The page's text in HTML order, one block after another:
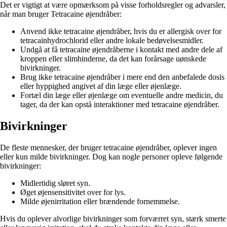
Det er vigtigt at være opmærksom på visse forholdsregler og advarsler,
når man bruger Tetracaine øjendråber:
Anvend ikke tetracaine øjendråber, hvis du er allergisk over for
tetracainhydrochlorid eller andre lokale bedøvelsesmidler.
Undgå at få tetracaine øjendråberne i kontakt med andre dele af
kroppen eller slimhinderne, da det kan forårsage uønskede
bivirkninger.
Brug ikke tetracaine øjendråber i mere end den anbefalede dosis
eller hyppighed angivet af din læge eller øjenlæge.
Fortæl din læge eller øjenlæge om eventuelle andre medicin, du
tager, da der kan opstå interaktioner med tetracaine øjendråber.
Bivirkninger
De fleste mennesker, der bruger tetracaine øjendråber, oplever ingen
eller kun milde bivirkninger. Dog kan nogle personer opleve følgende
bivirkninger:
Midlertidig sløret syn.
Øget øjensensitivitet over for lys.
Milde øjenirritation eller brændende fornemmelse.
Hvis du oplever alvorlige bivirkninger som forværret syn, stærk smerte